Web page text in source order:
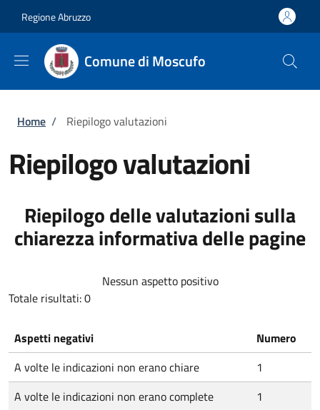
Regione Abruzzo
Comune di Moscufo
Briciole di pane
Home / Riepilogo valutazioni
Riepilogo valutazioni
Riepilogo delle valutazioni sulla
chiarezza informativa delle pagine
Nessun aspetto positivo
Totale risultati: 0
Aspetti negativi
Numero
A volte le indicazioni non erano chiare
1
A volte le indicazioni non erano complete
1